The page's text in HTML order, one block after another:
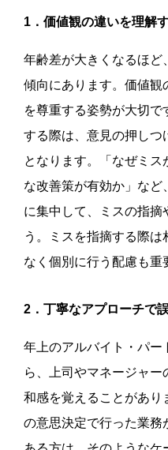
1．価値観の違いを理解
年齢差が大きくなるほど
傾向にあります。価値観
を尊重する姿勢が大切
する際は、意見の押しつ
となります。「なぜミス
な改善策が有効か」など
に集中して、ミスの指摘
う。ミスを指摘する際
なく個別に行う配慮も重
2．丁寧なアプローチで
年上のアルバイト・パー
ら、上司やマネージャ
和感を覚えることがあり
の意思決定で行った業務